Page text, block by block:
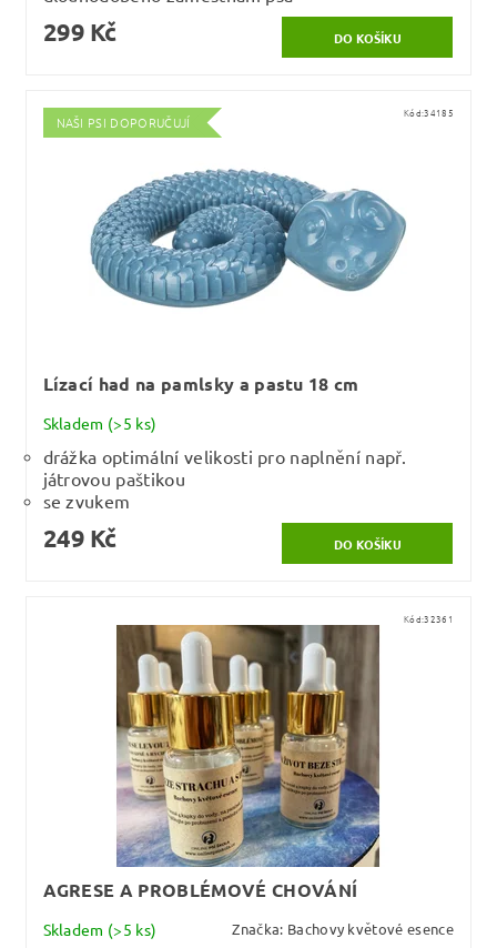
299 Kč
NAŠI PSI DOPORUČUJÍ
Kód:34185
Lízací had na pamlsky a pastu 18 cm
Skladem (>5 ks)
drážka optimální velikosti pro naplnění např.
játrovou paštikou
se zvukem
249 Kč
Kód:32361
AGRESE A PROBLÉMOVÉ CHOVÁNÍ
Skladem (>5 ks) Značka: Bachovy květové esence